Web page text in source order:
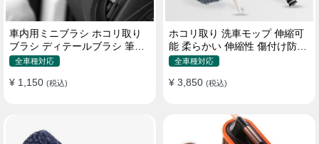
車内用ミニブラシ ホコリ取り
ブラシ ディテールブラシ 筆タ
イプ 車 エアコン吹き出し口
全車種対応
¥ 1,150 (税込)
ホコリ取り 洗車モップ 伸縮可
能 柔らかい 伸縮性 傷付け防止
軽量・コンパクト
全車種対応
¥ 3,850 (税込)